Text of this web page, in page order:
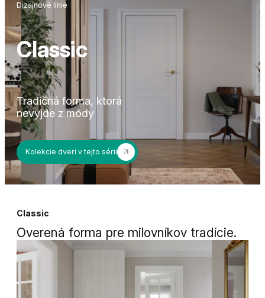
Dizajnové línie
Classic
Tradičná forma, ktorá
nevyjde z módy
Kolekcie dverí v tejto sérii
Classic
Overená forma pre milovníkov tradície.